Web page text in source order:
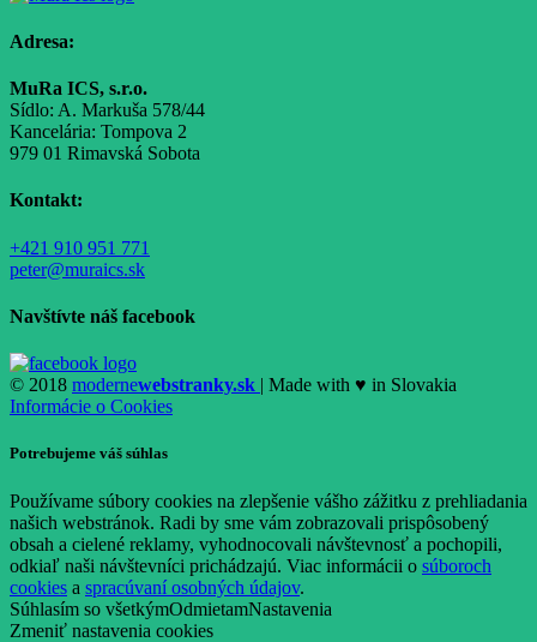
Adresa:
MuRa ICS, s.r.o.
Sídlo: A. Markuša 578/44
Kancelária: Tompova 2
979 01 Rimavská Sobota
Kontakt:
+421 910 951 771
peter@muraics.sk
Navštívte náš facebook
© 2018 modernewebstranky.sk | Made with ♥ in Slovakia
Informácie o Cookies
Potrebujeme váš súhlas
Používame súbory cookies na zlepšenie vášho zážitku z prehliadania
našich webstránok. Radi by sme vám zobrazovali prispôsobený
obsah a cielené reklamy, vyhodnocovali návštevnosť a pochopili,
odkiaľ naši návštevníci prichádzajú. Viac informácii o súboroch
cookies a spracúvaní osobných údajov.
Súhlasím so všetkýmOdmietamNastavenia
Zmeniť nastavenia cookies